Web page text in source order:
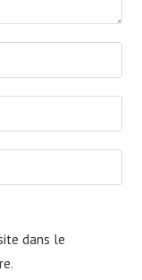
dans le